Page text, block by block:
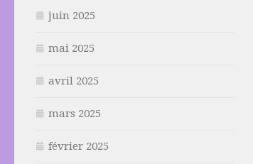
juin 2025
mai 2025
avril 2025
mars 2025
février 2025